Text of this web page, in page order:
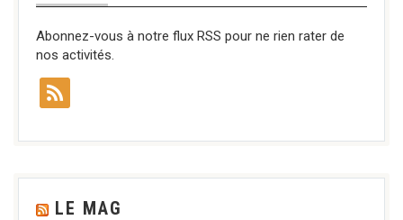
Abonnez-vous à notre flux RSS pour ne rien rater de
nos activités.
LE MAG